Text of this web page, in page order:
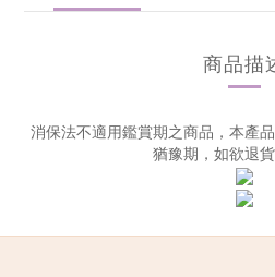
商品描
消保法不適用鑑賞期之商品，本產
猶豫期，如欲退